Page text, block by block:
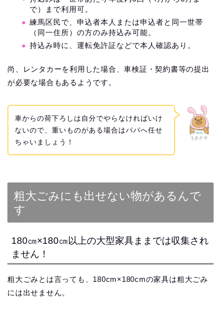
で）まで利用可。
練馬区民で、申込者本人または申込者と同一世帯
（同一住所）の方のみ持込み可能。
持込み時に、運転免許証などで本人確認あり。
尚、レンタカーを利用した場合、車検証・契約書等の提出
が必要な場合もあるようです。
うさクマ
車からの荷下ろしは自分でやらなければいけ
ないので、重いものがある場合はパパへ任せ
ちゃいましょう！
粗大ごみにも出せない物があるんで
す
180㎝×180㎝以上の大型家具ままでは収集され
ません！
粗大ごみとは言っても、180cm×180cmの家具は粗大ごみ
には出せません。